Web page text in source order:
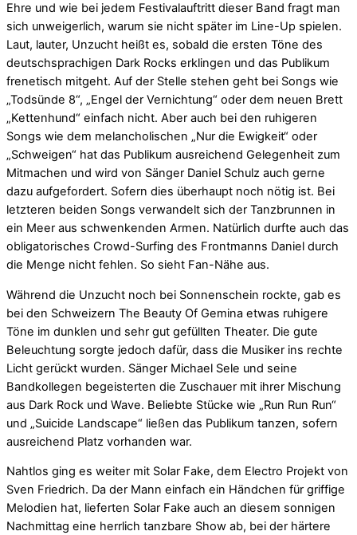
Ehre und wie bei jedem Festivalauftritt dieser Band fragt man
sich unweigerlich, warum sie nicht später im Line-Up spielen.
Laut, lauter, Unzucht heißt es, sobald die ersten Töne des
deutschsprachigen Dark Rocks erklingen und das Publikum
frenetisch mitgeht. Auf der Stelle stehen geht bei Songs wie
„Todsünde 8“, „Engel der Vernichtung“ oder dem neuen Brett
„Kettenhund“ einfach nicht. Aber auch bei den ruhigeren
Songs wie dem melancholischen „Nur die Ewigkeit“ oder
„Schweigen“ hat das Publikum ausreichend Gelegenheit zum
Mitmachen und wird von Sänger Daniel Schulz auch gerne
dazu aufgefordert. Sofern dies überhaupt noch nötig ist. Bei
letzteren beiden Songs verwandelt sich der Tanzbrunnen in
ein Meer aus schwenkenden Armen. Natürlich durfte auch das
obligatorisches Crowd-Surfing des Frontmanns Daniel durch
die Menge nicht fehlen. So sieht Fan-Nähe aus.
Während die Unzucht noch bei Sonnenschein rockte, gab es
bei den Schweizern The Beauty Of Gemina etwas ruhigere
Töne im dunklen und sehr gut gefüllten Theater. Die gute
Beleuchtung sorgte jedoch dafür, dass die Musiker ins rechte
Licht gerückt wurden. Sänger Michael Sele und seine
Bandkollegen begeisterten die Zuschauer mit ihrer Mischung
aus Dark Rock und Wave. Beliebte Stücke wie „Run Run Run“
und „Suicide Landscape“ ließen das Publikum tanzen, sofern
ausreichend Platz vorhanden war.
Nahtlos ging es weiter mit Solar Fake, dem Electro Projekt von
Sven Friedrich. Da der Mann einfach ein Händchen für griffige
Melodien hat, lieferten Solar Fake auch an diesem sonnigen
Nachmittag eine herrlich tanzbare Show ab, bei der härtere